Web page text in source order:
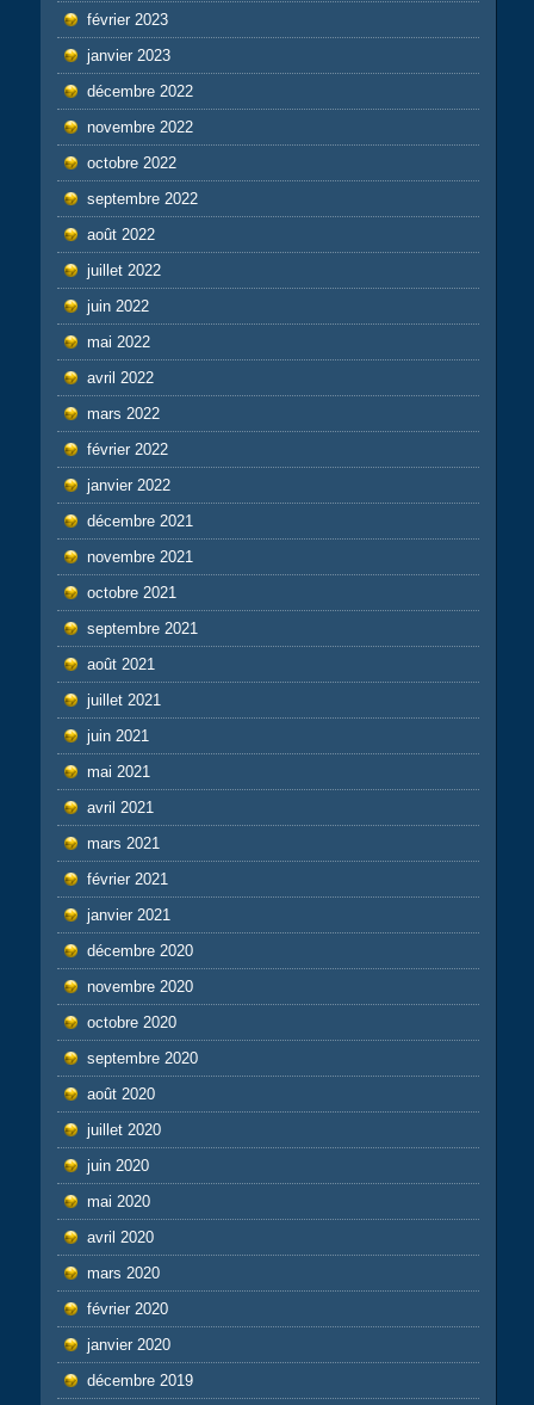
février 2023
janvier 2023
décembre 2022
novembre 2022
octobre 2022
septembre 2022
août 2022
juillet 2022
juin 2022
mai 2022
avril 2022
mars 2022
février 2022
janvier 2022
décembre 2021
novembre 2021
octobre 2021
septembre 2021
août 2021
juillet 2021
juin 2021
mai 2021
avril 2021
mars 2021
février 2021
janvier 2021
décembre 2020
novembre 2020
octobre 2020
septembre 2020
août 2020
juillet 2020
juin 2020
mai 2020
avril 2020
mars 2020
février 2020
janvier 2020
décembre 2019